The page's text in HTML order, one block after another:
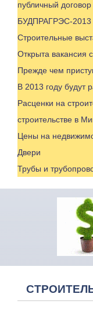
публичный договор
БУДПРАГРЭС-2013
Строительные
Открыта вакансия
Прежде чем
В 2013 году будут
Расценки на
строительстве в
Цены на
Двери
Трубы и